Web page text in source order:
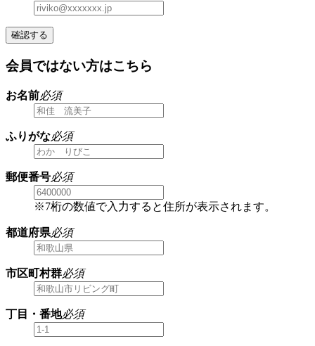
確認する
会員ではない方はこちら
お名前必須
ふりがな必須
郵便番号必須
※7桁の数値で入力すると住所が表示されます。
都道府県必須
市区町村群必須
丁目・番地必須